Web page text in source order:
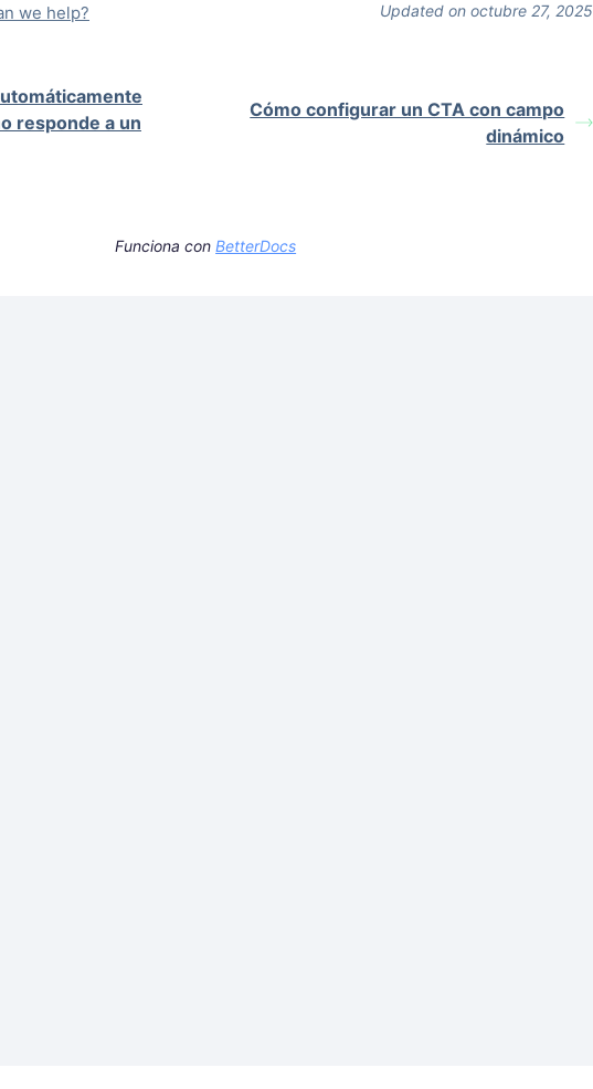
we help? Updated on octubre 27, 2025
responde a un
Cómo configurar un CTA con campo
dinámico
Funciona conBetterDocs